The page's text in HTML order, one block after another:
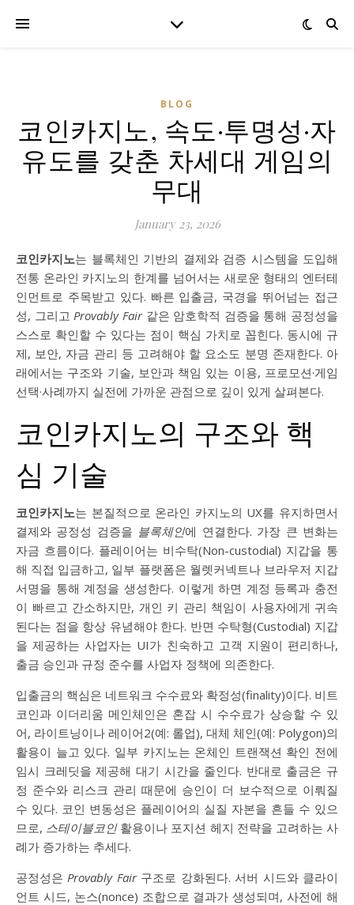
BLOG
코인카지노, 속도·투명성·자
유도를 갖춘 차세대 게임의
무대
January 23, 2026
코인카지노는 블록체인 기반의 결제와 검증 시스템을 도입해
전통 온라인 카지노의 한계를 넘어서는 새로운 형태의 엔터테
인먼트로 주목받고 있다. 빠른 입출금, 국경을 뛰어넘는 접근
성, 그리고Provably Fair같은 암호학적 검증을 통해 공정성을
스스로 확인할 수 있다는 점이 핵심 가치로 꼽힌다. 동시에 규
제, 보안, 자금 관리 등 고려해야 할 요소도 분명 존재한다. 아
래에서는 구조와 기술, 보안과 책임 있는 이용, 프로모션·게임
선택·사례까지 실전에 가까운 관점으로 깊이 있게 살펴본다.
코인카지노의 구조와 핵
심 기술
코인카지노는 본질적으로 온라인 카지노의 UX를 유지하면서
결제와 공정성 검증을 블록체인에 연결한다. 가장 큰 변화는
자금 흐름이다. 플레이어는 비수탁(Non-custodial) 지갑을 통
해 직접 입금하고, 일부 플랫폼은 월렛커넥트나 브라우저 지갑
서명을 통해 계정을 생성한다. 이렇게 하면 계정 등록과 충전
이 빠르고 간소하지만, 개인 키 관리 책임이 사용자에게 귀속
된다는 점을 항상 유념해야 한다. 반면 수탁형(Custodial) 지갑
을 제공하는 사업자는 UI가 친숙하고 고객 지원이 편리하나,
출금 승인과 규정 준수를 사업자 정책에 의존한다.
입출금의 핵심은 네트워크 수수료와 확정성(finality)이다. 비트
코인과 이더리움 메인체인은 혼잡 시 수수료가 상승할 수 있
어, 라이트닝이나 레이어2(예: 롤업), 대체 체인(예: Polygon)의
활용이 늘고 있다. 일부 카지노는 온체인 트랜잭션 확인 전에
임시 크레딧을 제공해 대기 시간을 줄인다. 반대로 출금은 규
정 준수와 리스크 관리 때문에 승인이 더 보수적으로 이뤄질
수 있다. 코인 변동성은 플레이어의 실질 자본을 흔들 수 있으
므로, 스테이블코인활용이나 포지션 헤지 전략을 고려하는 사
례가 증가하는 추세다.
공정성은Provably Fair구조로 강화된다. 서버 시드와 클라이
언트 시드, 논스(nonce) 조합으로 결과가 생성되며, 사전에 해